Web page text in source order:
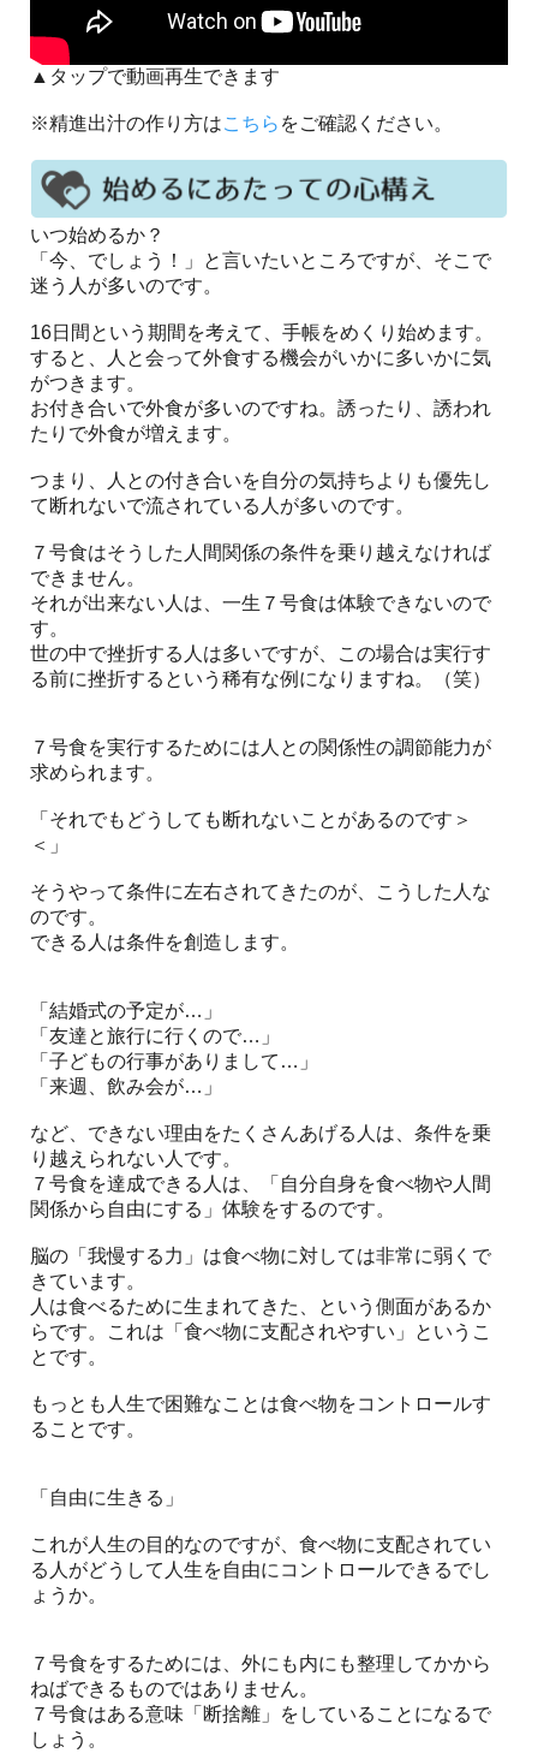
▲タップで動画再生できます
※精進出汁の作り方はこちら をご確認ください。
いつ始めるか？
「今、でしょう！」と言いたいところですが、そこで
迷う人が多いのです。
16日間という期間を考えて、手帳をめくり始めます。
すると、人と会って外食する機会がいかに多いかに気
がつきます。
お付き合いで外食が多いのですね。誘ったり、誘われ
たりで外食が増えます。
つまり、人との付き合いを自分の気持ちよりも優先し
て断れないで流されている人が多いのです。
７号食はそうした人間関係の条件を乗り越えなければ
できません。
それが出来ない人は、一生７号食は体験できないので
す。
世の中で挫折する人は多いですが、この場合は実行す
る前に挫折するという稀有な例になりますね。（笑）
７号食を実行するためには人との関係性の調節能力が
求められます。
「それでもどうしても断れないことがあるのです＞
＜」
そうやって条件に左右されてきたのが、こうした人な
のです。
できる人は条件を創造します。
「結婚式の予定が…」
「友達と旅行に行くので…」
「子どもの行事がありまして…」
「来週、飲み会が…」
など、できない理由をたくさんあげる人は、条件を乗
り越えられない人です。
７号食を達成できる人は、「自分自身を食べ物や人間
関係から自由にする」体験をするのです。
脳の「我慢する力」は食べ物に対しては非常に弱くで
きています。
人は食べるために生まれてきた、という側面があるか
らです。これは「食べ物に支配されやすい」というこ
とです。
もっとも人生で困難なことは食べ物をコントロールす
ることです。
「自由に生きる」
これが人生の目的なのですが、食べ物に支配されてい
る人がどうして人生を自由にコントロールできるでし
ょうか。
７号食をするためには、外にも内にも整理してかから
ねばできるものではありません。
７号食はある意味「断捨離」をしていることになるで
しょう。